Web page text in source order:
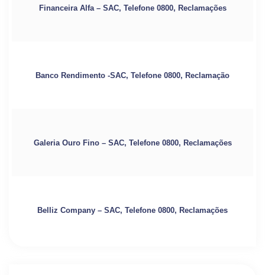
Financeira Alfa – SAC, Telefone 0800, Reclamações
Banco Rendimento -SAC, Telefone 0800, Reclamação
Galeria Ouro Fino – SAC, Telefone 0800, Reclamações
Belliz Company – SAC, Telefone 0800, Reclamações